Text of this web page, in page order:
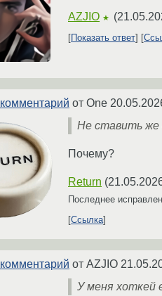
AZJIO ★ (
Показать ответ
комментарий от One
Не ставить же
Почему?
Return (
Последнее
Ссылка
комментарий от AZJIO
У меня хоткей